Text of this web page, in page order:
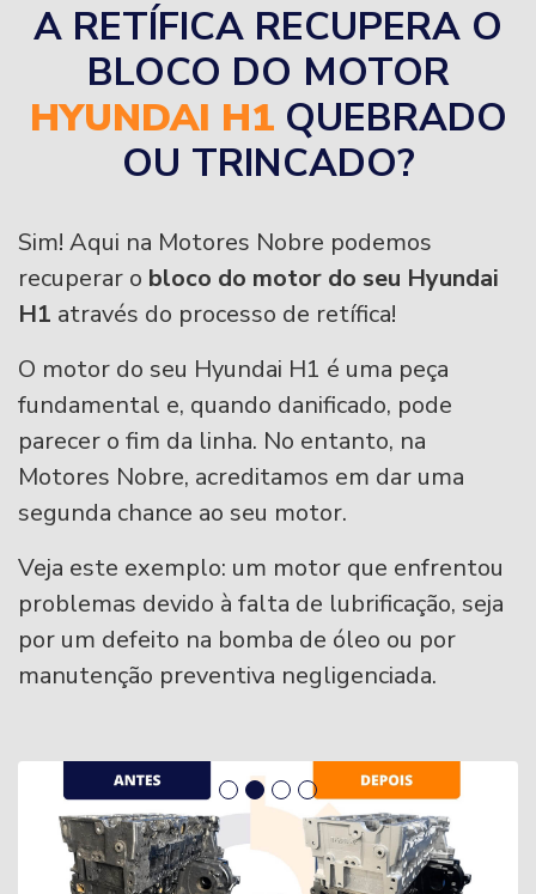
A RETÍFICA RECUPERA O
BLOCO DO MOTOR
HYUNDAI H1QUEBRADO
OU TRINCADO?
Sim! Aqui na Motores Nobre podemos
recuperar o bloco do motor do seu Hyundai
H1 através do processo de retífica!
O motor do seu Hyundai H1 é uma peça
fundamental e, quando danificado, pode
parecer o fim da linha. No entanto, na
Motores Nobre, acreditamos em dar uma
segunda chance ao seu motor.
Veja este exemplo: um motor que enfrentou
problemas devido à falta de lubrificação, seja
por um defeito na bomba de óleo ou por
manutenção preventiva negligenciada.